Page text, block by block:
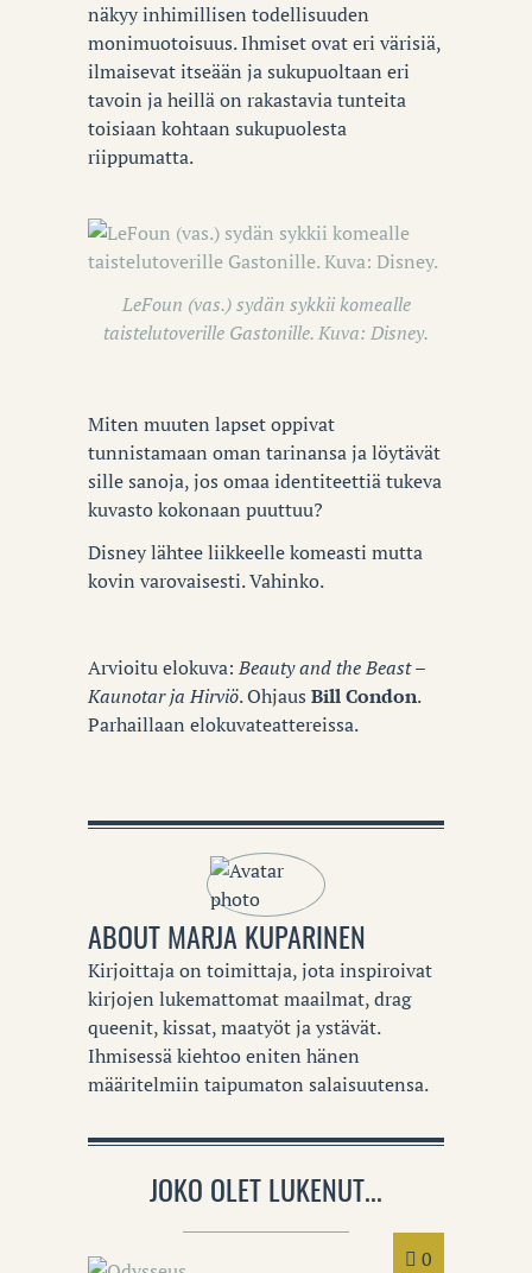
näkyy inhimillisen todellisuuden
monimuotoisuus. Ihmiset ovat eri värisiä,
ilmaisevat itseään ja sukupuoltaan eri
tavoin ja heillä on rakastavia tunteita
toisiaan kohtaan sukupuolesta
riippumatta.
LeFoun (vas.) sydän sykkii komealle
taistelutoverille Gastonille. Kuva: Disney.
Miten muuten lapset oppivat
tunnistamaan oman tarinansa ja löytävät
sille sanoja, jos omaa identiteettiä tukeva
kuvasto kokonaan puuttuu?
Disney lähtee liikkeelle komeasti mutta
kovin varovaisesti. Vahinko.
Arvioitu elokuva:Beauty and the Beast –
Kaunotar ja Hirviö. Ohjaus Bill Condon.
Parhaillaan elokuvateattereissa.
ABOUTMARJA KUPARINEN
Kirjoittaja on toimittaja, jota inspiroivat
kirjojen lukemattomat maailmat, drag
queenit, kissat, maatyöt ja ystävät.
Ihmisessä kiehtoo eniten hänen
määritelmiin taipumaton salaisuutensa.
JOKO OLET LUKENUT...
0